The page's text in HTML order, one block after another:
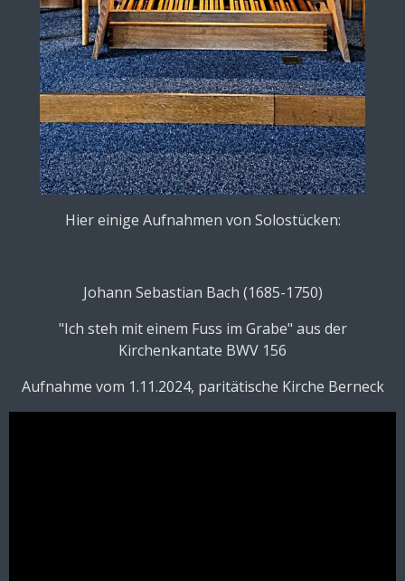
Hier einige Aufnahmen von Solostücken:
Johann Sebastian Bach (1685-1750)
"Ich steh mit einem Fuss im Grabe" aus der
Kirchenkantate BWV 156
Aufnahme vom 1.11.2024, paritätische Kirche Berneck